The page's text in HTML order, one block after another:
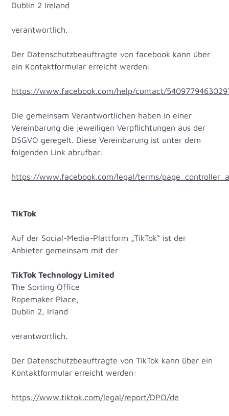
Dublin 2 Ireland
verantwortlich.
Der Datenschutzbeauftragte von facebook kann über
ein Kontaktformular erreicht werden:
https://www.facebook.com/help/contact/
Die gemeinsam Verantwortlichen haben in einer
Vereinbarung die jeweiligen Verpflichtungen aus der
DSGVO geregelt. Diese Vereinbarung ist unter dem
folgenden Link abrufbar:
https://www.facebook.com/legal/terms/
TikTok
Auf der Social-Media-Plattform „TikTok“ ist der
Anbieter gemeinsam mit der
TikTok Technology Limited
The Sorting Office
Ropemaker Place,
Dublin 2, Irland
verantwortlich.
Der Datenschutzbeauftragte von TikTok kann über ein
Kontaktformular erreicht werden:
https://www.tiktok.com/legal/report/DPO/de